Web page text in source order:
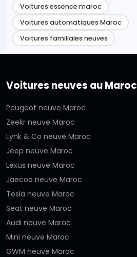
Voitures essence maroc
Voitures automatiques Maroc
Voitures familiales neuves
Voitures neuves au Maroc
Peugeot neuve Maroc
Zeekr neuve Maroc
Lynk & Co neuve Maroc
Jeep neuve Maroc
Lexus neuve Maroc
Jaecoo neuve Maroc
Tesla neuve Maroc
Seat neuve Maroc
Audi neuve Maroc
Mini neuve Maroc
GWM neuve Maroc